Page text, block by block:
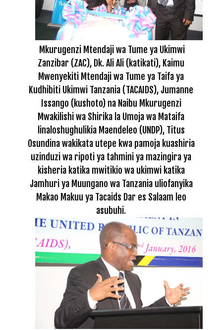
Mkurugenzi Mtendaji wa Tume ya Ukimwi
Zanzibar (ZAC), Dk. Ali Ali (katikati), Kaimu
Mwenyekiti Mtendaji wa Tume ya Taifa ya
Kudhibiti Ukimwi Tanzania (TACAIDS), Jumanne
Issango (kushoto) na Naibu Mkurugenzi
Mwakilishi wa Shirika la Umoja wa Mataifa
linaloshughulikia Maendeleo (UNDP), Titus
Osundina wakikata utepe kwa pamoja kuashiria
uzinduzi wa ripoti ya tahmini ya mazingira ya
kisheria katika mwitikio wa ukimwi katika
Jamhuri ya Muungano wa Tanzania uliofanyika
Makao Makuu ya Tacaids Dar es Salaam leo
asubuhi.